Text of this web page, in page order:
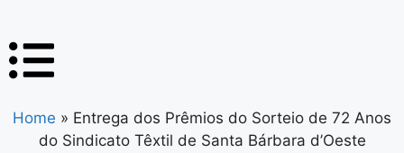
Home » Entrega dos Prêmios do Sorteio de 72 Anos
do Sindicato Têxtil de Santa Bárbara d’Oeste